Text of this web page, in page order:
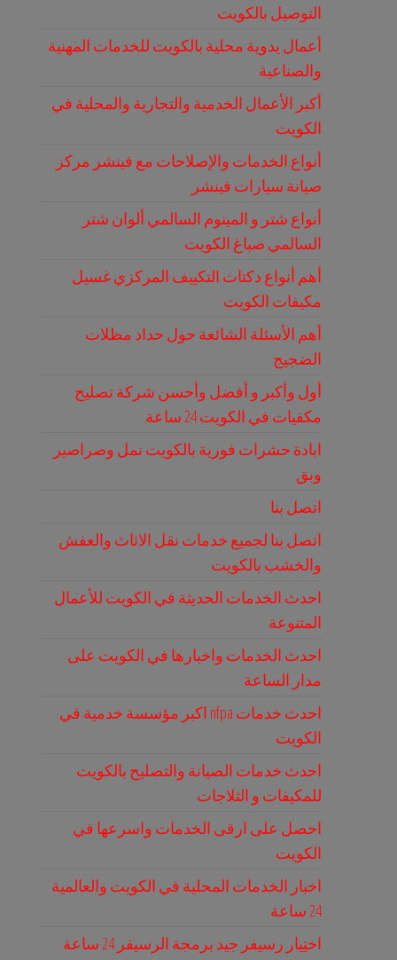
التوصيل بالكويت
أعمال يدوية محلية بالكويت للخدمات المهنية
والصناعية
أكبر الأعمال الخدمية والتجارية والمحلية في
الكويت
أنواع الخدمات والإصلاحات مع فينشر مركز
صيانة سيارات فينشر
أنواع شتر و المينوم السالمي ألوان شتر
السالمي صباغ الكويت
أهم أنواع دكتات التكييف المركزي غسيل
مكيفات الكويت
أهم الأسئلة الشائعة حول حداد مظلات
الضجيج
أول وأكبر و أفضل وأحسن شركة تصليح
مكفيات في الكويت 24 ساعة
ابادة حشرات فورية بالكويت نمل وصراصير
وبق
اتصل بنا
اتصل بنا لجميع خدمات نقل الاثاث والعفش
والخشب بالكويت
احدث الخدمات الحديثة في الكويت للأعمال
المتنوعة
احدث الخدمات واخبارها في الكويت على
مدار الساعة
احدث خدمات nfpa اكبر مؤسسة خدمية في
الكويت
احدث خدمات الصيانة والتصليح بالكويت
للمكيفات و الثلاجات
احصل على ارقى الخدمات واسرعها في
الكويت
اخبار الخدمات المحلية في الكويت والعالمية
24 ساعة
اختِيار رسيفر جيد برمجة الرسيفر 24 ساعة